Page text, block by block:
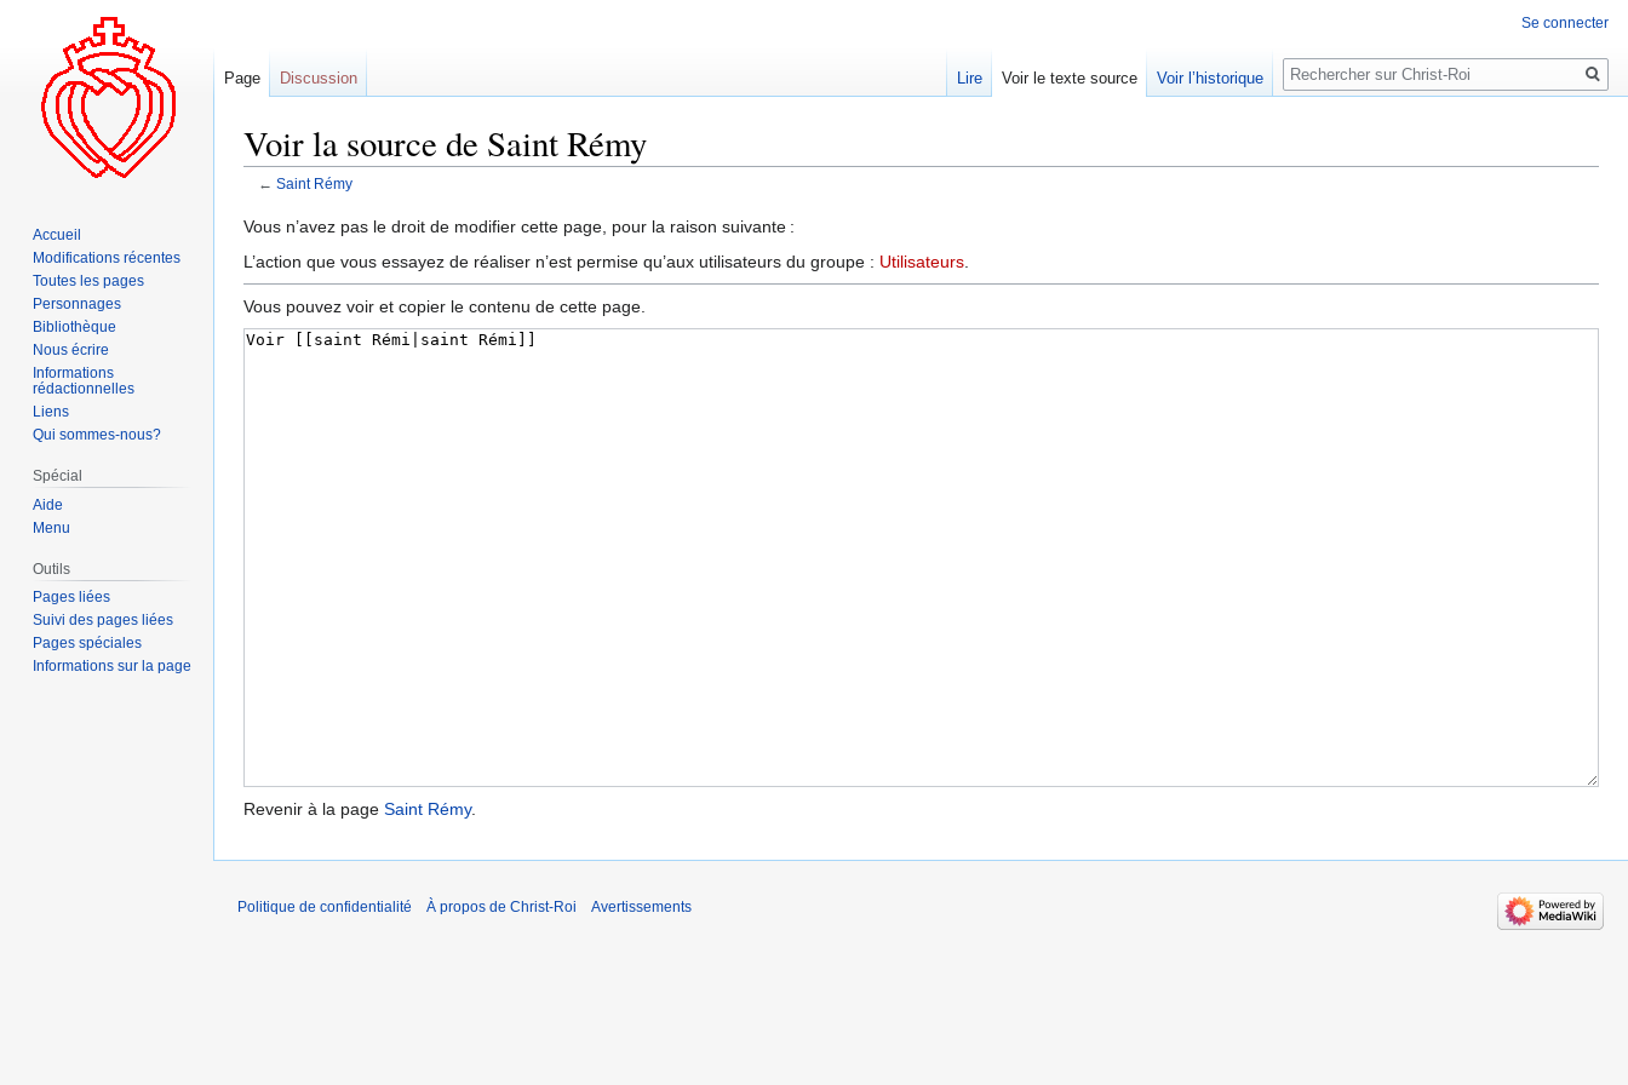
Voir la source de Saint Rémy
← Saint Rémy
Aller
à
navigation
Aller
à
recherche
Vous n’avez pas le droit de modifier cette page, pour la raison suivante :
L’action que vous essayez de réaliser n’est permise qu’aux utilisateurs du groupe : Utilisateurs
Vous pouvez voir et copier le contenu de cette page.
Revenir à la page Saint Rémy.
Se connecter
Page Discussion Lire Voir le texte source Voir l’historique
Rechercher
Accueil
Modifications récentes
Toutes les pages
Personnages
Bibliothèque
Nous écrire
Informations
rédactionnelles
Liens
Qui sommes-nous?
Spécial
Aide
Menu
Outils
Pages liées
Suivi des pages liées
Pages spéciales
Informations sur la page
Politique de confidentialité À propos de Christ-Roi Avertissements